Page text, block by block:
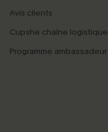
Avis clients
Cupshe chaîne logistique
Programme ambassadeur